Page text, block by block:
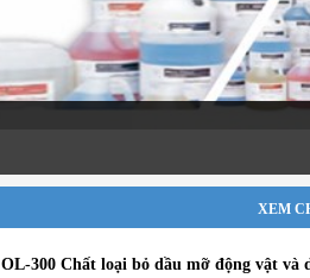
XEM
OL-300 Chất loại bỏ dầu mỡ động vật và